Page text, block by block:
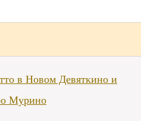
в Новом Девяткино и
Мурино